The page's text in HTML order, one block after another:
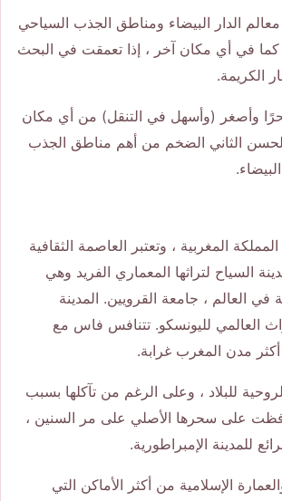
الدار البيضاء ومناطق الجذب السياحي
في أي مكان آخر ، إذا تعمقت في البحث
الكريمة.
وأصغر (وأسهل في التنقل) من أي مكان
الثاني الضخم من أهم مناطق الجذب
المغربية ، وتعتبر العاصمة الثقافية
السياح لتراثها المعماري الفريد وهي
العالم ، جامعة القرويين. المدينة
العالمي لليونسكو. تتنافس فاس مع
مدن المغرب غرابة.
للبلاد ، وعلى الرغم من تآكلها بسبب
حافظت على سحرها الأصلي على مر السنين ،
للمدينة الإمبراطورية.
الإسلامية من أكثر الأماكن التي